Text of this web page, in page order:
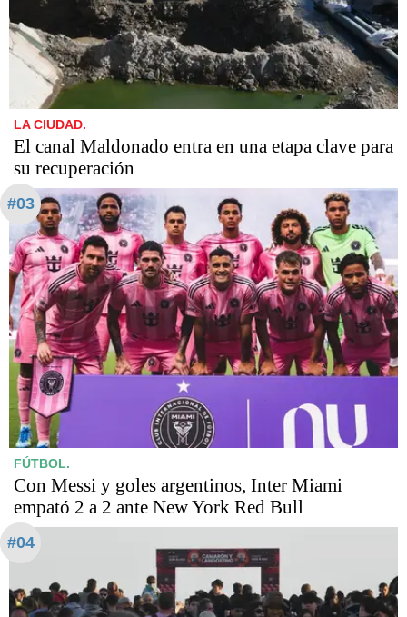
LA CIUDAD.
El canal Maldonado entra en una etapa clave para
su recuperación
#03
FÚTBOL.
Con Messi y goles argentinos, Inter Miami
empató 2 a 2 ante New York Red Bull
#04